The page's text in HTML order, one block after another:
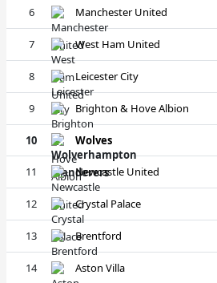
6 Manchester United
7 West Ham United
8 Leicester City
9 Brighton & Hove Albion
10 Wolves
11 Newcastle United
12 Crystal Palace
13 Brentford
14 Aston Villa